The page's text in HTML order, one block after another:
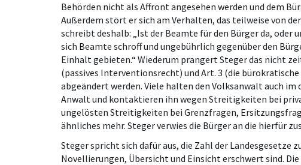
Behörden nicht als Affront angesehen werden und dem
Außerdem stört er sich am Verhalten, das teilweise von
schreibt deshalb: „Ist der Beamte für den Bürger da, oder
sich Beamte schroff und ungebührlich gegenüber den
Einhalt gebieten.“ Wiederum prangert Steger das nicht
(passives Interventionsrecht) und Art. 3 (die
abgeändert werden. Viele halten den Volksanwalt auch
Anwalt und kontaktieren ihn wegen Streitigkeiten bei
ungelösten Streitigkeiten bei Grenzfragen,
ähnliches mehr. Steger verwies die Bürger an die hierfür
Steger spricht sich dafür aus, die Zahl der Landesgesetze
Novellierungen, Übersicht und Einsicht erschwert sind.